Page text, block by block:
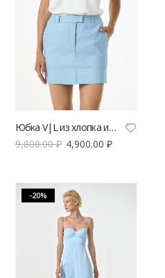
Юбка V|L из хлопка и льна голубая
9,800.00₽ 4,900.00₽
-20%